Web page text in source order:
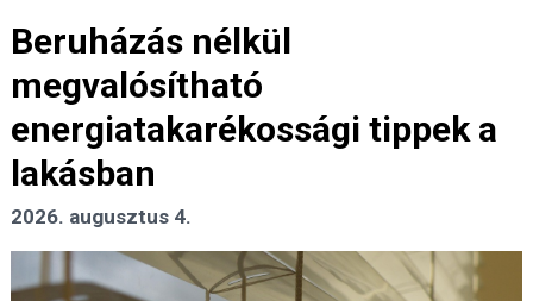
Beruházás nélkül
megvalósítható
energiatakarékossági tippek a
lakásban
2026. augusztus 4.